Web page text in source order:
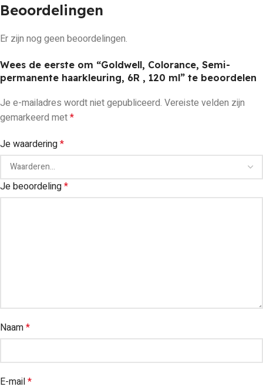
Beoordelingen
Er zijn nog geen beoordelingen.
Wees de eerste om “Goldwell, Colorance, Semi-
permanente haarkleuring, 6R , 120 ml” te beoordelen
Je e-mailadres wordt niet gepubliceerd. Vereiste velden zijn
gemarkeerd met*
Je waardering*
Je beoordeling*
Naam*
E-mail*